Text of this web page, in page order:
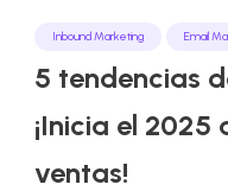
Inbound Marketing Email
5 tendencias
¡Inicia el
ventas!